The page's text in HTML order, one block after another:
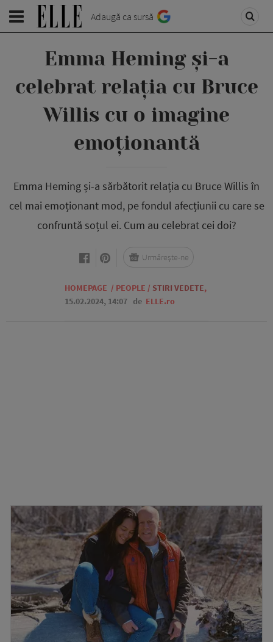
Adaugă ca sursă
Emma Heming și-a
celebrat relația cu Bruce
Willis cu o imagine
emoționantă
Emma Heming și-a sărbătorit relația cu Bruce Willis în
cel mai emoționant mod, pe fondul afecțiunii cu care se
confruntă soțul ei. Cum au celebrat cei doi?
HOMEPAGE / PEOPLE / STIRI VEDETE,
15.02.2024, 14:07 de ELLE.ro
Urmărește-ne